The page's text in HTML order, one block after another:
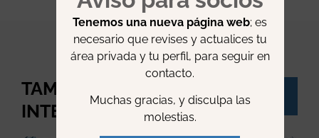
TAMBIÉN TE PUEDE
INTERESAR:
Tenemos una nueva página web; es
necesario que revises y actualices tu
área privada y tu perfil, para seguir en
contacto.
Muchas gracias, y disculpa las
molestias.